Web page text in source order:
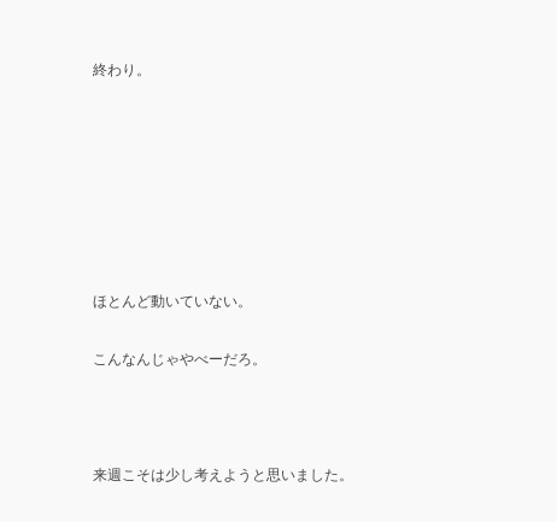
終わり。
ほとんど動いていない。
こんなんじゃやべーだろ。
来週こそは少し考えようと思いました。